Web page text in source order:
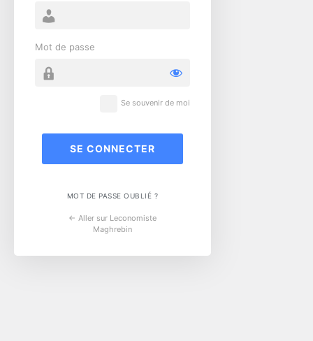
Mot de passe
Se souvenir de moi
MOT DE PASSE OUBLIÉ ?
← Aller sur Leconomiste
Maghrebin